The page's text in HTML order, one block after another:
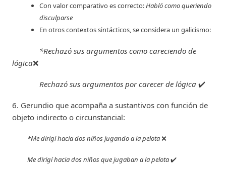
Con valor comparativo es correcto:Habló como queriendo
disculparse
En otros contextos sintácticos, se considera un galicismo:
*Rechazó sus argumentos como careciendo de
lógica❌
Rechazó sus argumentos por carecer de lógica ✔️
6. Gerundio que acompaña a sustantivos con función de
objeto indirecto o circunstancial:
*Me dirigí hacia dos niños jugando a la pelota❌
Me dirigí hacia dos niños que jugaban a la pelota✔️